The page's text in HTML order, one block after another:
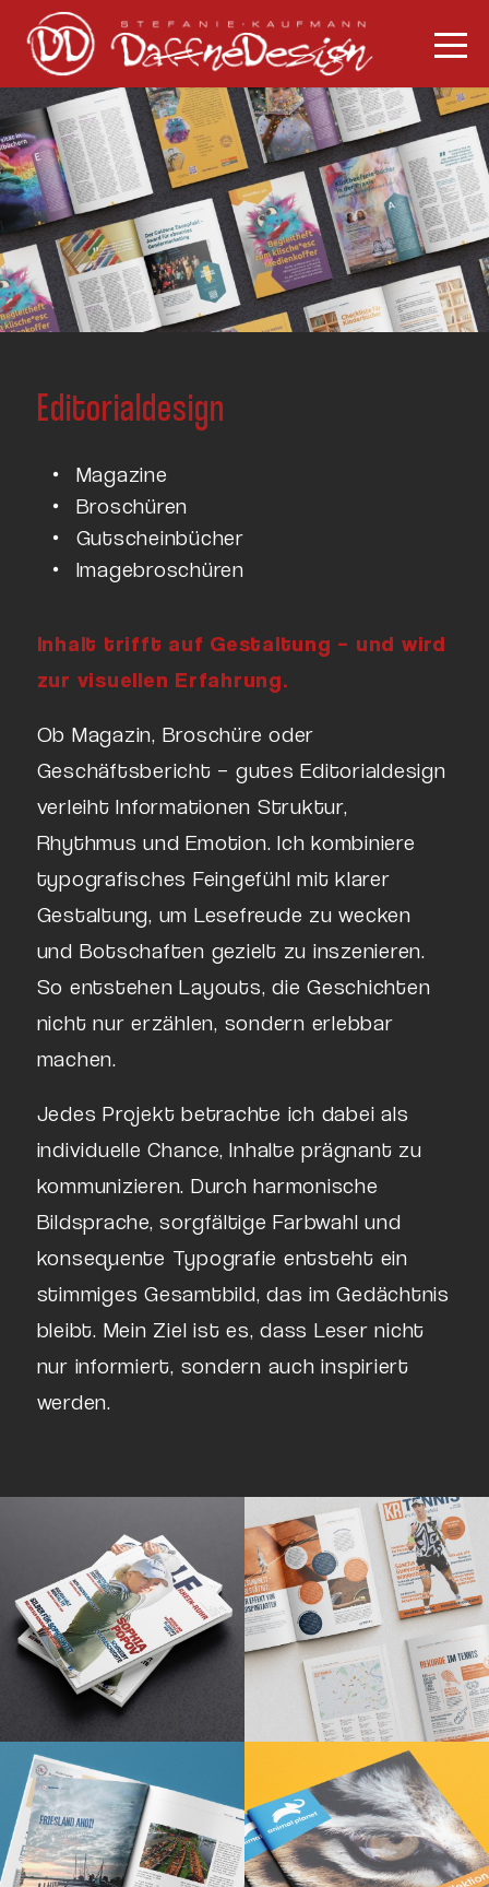
Editorialdesign
Magazine
Broschüren
Gutscheinbücher
Imagebroschüren
Inhalt trifft auf Gestaltung – und wird
zur visuellen Erfahrung.
Ob Magazin, Broschüre oder
Geschäftsbericht – gutes Editorialdesign
verleiht Informationen Struktur,
Rhythmus und Emotion. Ich kombiniere
typografisches Feingefühl mit klarer
Gestaltung, um Lesefreude zu wecken
und Botschaften gezielt zu inszenieren.
So entstehen Layouts, die Geschichten
nicht nur erzählen, sondern erlebbar
machen.
Jedes Projekt betrachte ich dabei als
individuelle Chance, Inhalte prägnant zu
kommunizieren. Durch harmonische
Bildsprache, sorgfältige Farbwahl und
konsequente Typografie entsteht ein
stimmiges Gesamtbild, das im Gedächtnis
bleibt. Mein Ziel ist es, dass Leser nicht
nur informiert, sondern auch inspiriert
werden.